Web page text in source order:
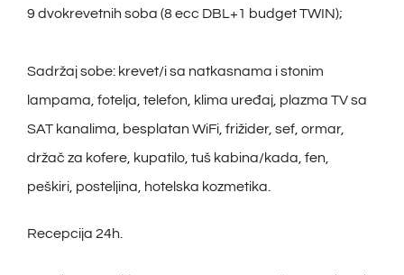
9 dvokrevetnih soba (8 ecc DBL+1 budget TWIN);
Sadržaj sobe: krevet/i sa natkasnama i stonim
lampama, fotelja, telefon, klima uređaj, plazma TV sa
SAT kanalima, besplatan WiFi, frižider, sef, ormar,
držač za kofere, kupatilo, tuš kabina/kada, fen,
peškiri, posteljina, hotelska kozmetika.
Recepcija 24h.